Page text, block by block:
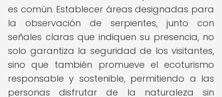
es común. Establecer áreas designadas para
la observación de serpientes, junto con
señales claras que indiquen su presencia, no
solo garantiza la seguridad de los visitantes,
sino que también promueve el ecoturismo
responsable y sostenible, permitiendo a las
personas disfrutar de la naturaleza sin